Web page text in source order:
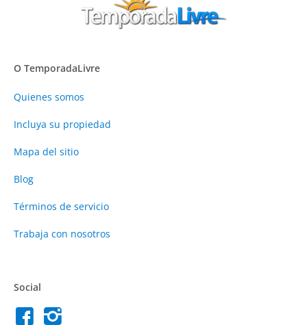
O TemporadaLivre
Quienes somos
Incluya su propiedad
Mapa del sitio
Blog
Términos de servicio
Trabaja con nosotros
Social